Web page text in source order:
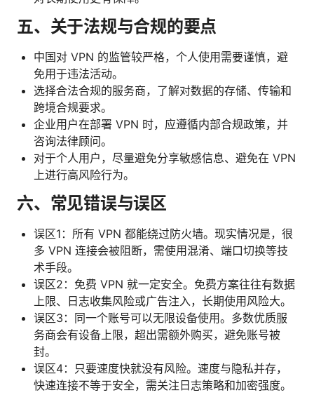
五、关于法规与合规的要点
中国对 VPN 的监管较严格，个人使用需要谨慎，避
免用于违法活动。
选择合法合规的服务商，了解对数据的存储、传输和
跨境合规要求。
企业用户在部署 VPN 时，应遵循内部合规政策，并
咨询法律顾问。
对于个人用户，尽量避免分享敏感信息、避免在 VPN
上进行高风险行为。
六、常见错误与误区
误区1：所有 VPN 都能绕过防火墙。现实情况是，很
多 VPN 连接会被阻断，需使用混淆、端口切换等技
术手段。
误区2：免费 VPN 就一定安全。免费方案往往有数据
上限、日志收集风险或广告注入，长期使用风险大。
误区3：同一个账号可以无限设备使用。多数优质服
务商会有设备上限，超出需额外购买，避免账号被
封。
误区4：只要速度快就没有风险。速度与隐私并存，
快速连接不等于安全，需关注日志策略和加密强度。